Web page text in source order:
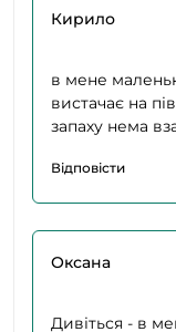
Кирило
в мене
вистачає на
запаху нема
Відповісти
Оксана
Дивіться - в